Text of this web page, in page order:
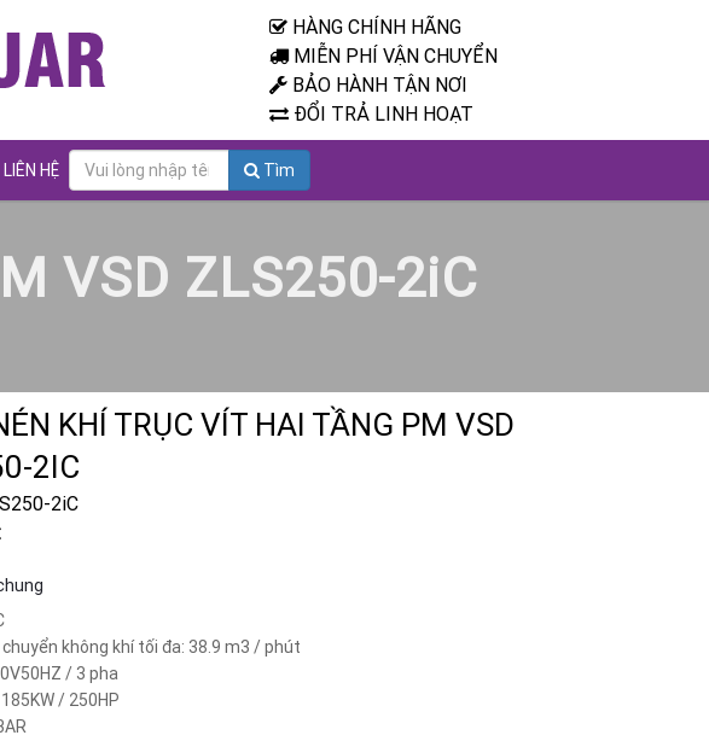
HÀNG CHÍNH HÃNG
MIỄN PHÍ VẬN CHUYỂN
BẢO HÀNH TẬN NƠI
ĐỔI TRẢ LINH HOẠT
LIÊN HỆ Tìm
VSD ZLS250-2iC
KHÍ TRỤC VÍT HAI TẦNG PM VSD
2IC
2iC
không khí tối đa: 38.9 m3 / phút
/ 3 pha
/ 250HP